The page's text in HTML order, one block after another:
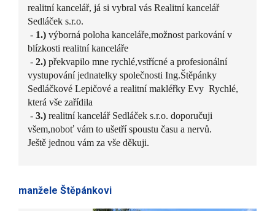
realitní kancelář, já si vybral vás Realitní kancelář
Sedláček s.r.o.
- 1.) výborná poloha kanceláře,možnost parkování v
blízkosti realitní kanceláře
- 2.) překvapilo mne rychlé,vstřícné a profesionální
vystupování jednatelky společnosti Ing.Štěpánky
Sedláčkové Lepičové a realitní makléřky Evy Rychlé,
která vše zařídila
- 3.) realitní kancelář Sedláček s.r.o. doporučuji
všem,noboť vám to ušetří spoustu času a nervů.
Ještě jednou vám za vše děkuji.
manžele Štěpánkovi